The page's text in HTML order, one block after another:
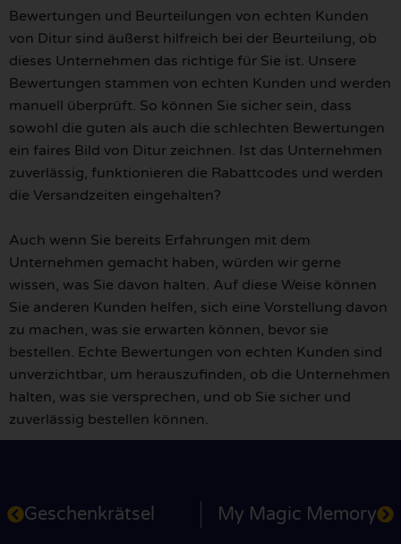
Bewertungen und Beurteilungen von echten Kunden
von Ditur sind äußerst hilfreich bei der Beurteilung, ob
dieses Unternehmen das richtige für Sie ist. Unsere
Bewertungen stammen von echten Kunden und werden
manuell überprüft. So können Sie sicher sein, dass
sowohl die guten als auch die schlechten Bewertungen
ein faires Bild von Ditur zeichnen. Ist das Unternehmen
zuverlässig, funktionieren die Rabattcodes und werden
die Versandzeiten eingehalten?
Auch wenn Sie bereits Erfahrungen mit dem
Unternehmen gemacht haben, würden wir gerne
wissen, was Sie davon halten. Auf diese Weise können
Sie anderen Kunden helfen, sich eine Vorstellung davon
zu machen, was sie erwarten können, bevor sie
bestellen. Echte Bewertungen von echten Kunden sind
unverzichtbar, um herauszufinden, ob die Unternehmen
halten, was sie versprechen, und ob Sie sicher und
zuverlässig bestellen können.
Geschenkrätsel My Magic Memory